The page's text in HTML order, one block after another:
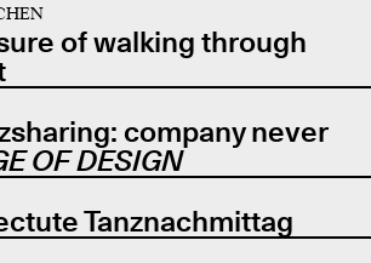
of walking through
company never
OF DESIGN
Tanznachmittag